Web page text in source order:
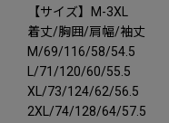
【サイズ】M-3XL
着丈/胸囲/肩幅/袖丈
M/69/116/58/54.5
L/71/120/60/55.5
XL/73/124/62/56.5
2XL/74/128/64/57.5